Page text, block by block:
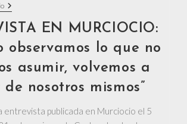
ENTREVISTA
EN
MURCIOCIO:
“Cuando
Observamos
Lo
Que
No
Queremos
Asumir,
A
Escapar
EN MURCIOCIO:
observamos lo que no
asumir, volvemos a
nosotros mismos”
entrevista publicada en Murciocio el 5